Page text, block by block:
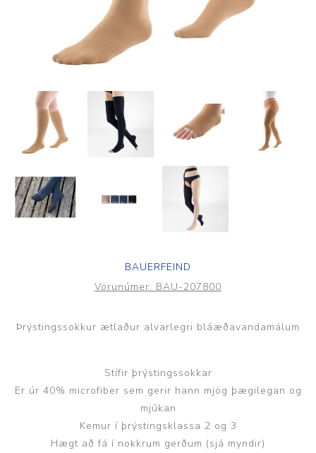
BAUERFEIND
Vörunúmer: BAU-207800
Þrýstingssokkur ætlaður alvarlegri bláæðavandamálum
Stífir þrýstingssokkar
Er úr 40% microfiber sem gerir hann mjög þægilegan og
mjúkan
Kemur í þrýstingsklassa 2 og 3
Hægt að fá í nokkrum gerðum (sjá myndir)